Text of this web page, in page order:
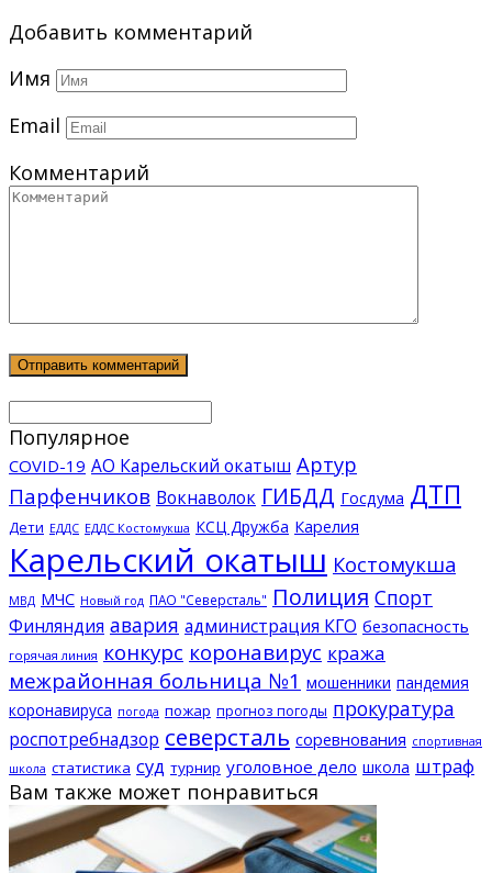
Добавить комментарий
Имя
Email
Комментарий
Популярное
COVID-19 АО Карельский окатыш Артур
Парфенчиков Вокнаволок ГИБДД Госдума ДТП
Дети ЕДДС ЕДДС Костомукша КСЦ Дружба Карелия
Карельский окатыш Костомукша
МВД МЧС Новый год ПАО "Северсталь" Полиция Спорт
Финляндия авария администрация КГО безопасность
горячая линия конкурс коронавирус кража
межрайонная больница №1 мошенники пандемия
коронавируса погода пожар прогноз погоды прокуратура
роспотребнадзор северсталь соревнования спортивная
школа статистика суд турнир уголовное дело школа штраф
Вам также может понравиться